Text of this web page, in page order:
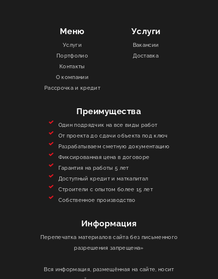
СТОИМОСТЬ
О КОМПАНИИ
КОНТАКТЫ
Меню
Услуги
Портфолио
Контакты
О компании
Рассрочка и кредит
Услуги
Вакансии
Доставка
Преимущества
Один подрядчик на все виды работ
От проекта до сдачи объекта под ключ
Разрабатываем сметную документацию
Фиксированная цена в договоре
Гарантия на работы 5 лет
Доступный кредит и маткапитал
Строители с опытом более 15 лет
Собственное производство
Информация
Перепечатка материалов сайта без письменного
разрешения запрещена»
Вся информация, размещённая на сайте, носит